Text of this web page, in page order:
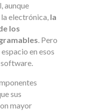
aunque
electrónica, la
los
. Pero
en esos
sus
mayor